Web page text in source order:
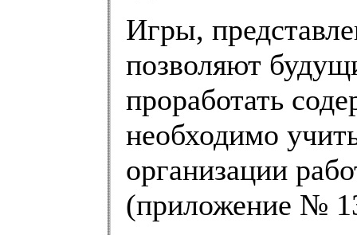
Игры,
позволяют
проработать
необходимо
организации
(приложение №